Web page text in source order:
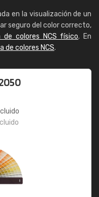
en la visualización de un
seguro del color correcto,
de colores NCS físico. En
de colores NCS.